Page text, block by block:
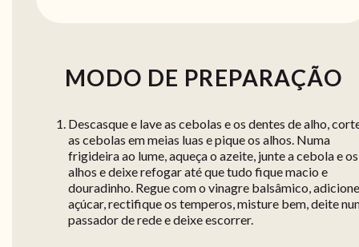
MODO DE PREPARAÇÃO
Descasque e lave as cebolas e os dentes de alho,
as cebolas em meias luas e pique os alhos. Numa
frigideira ao lume, aqueça o azeite, junte a cebola e os
alhos e deixe refogar até que tudo fique macio e
douradinho. Regue com o vinagre balsâmico,
açúcar, rectifique os temperos, misture bem, deite
passador de rede e deixe escorrer.